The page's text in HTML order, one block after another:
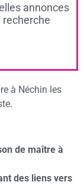
annonces
à Néchin les
de maître à
des liens vers